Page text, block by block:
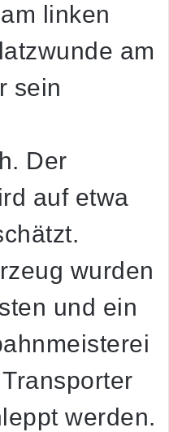
linken
am
sein
Der
auf etwa
wurden
und ein
werden.